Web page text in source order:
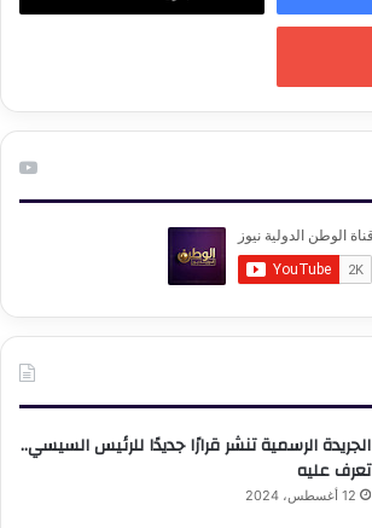
الجريدة الرسمية تنشر قرارًا جديدًا للرئيس السيسي..
تعرف عليه
12 أغسطس، 2024